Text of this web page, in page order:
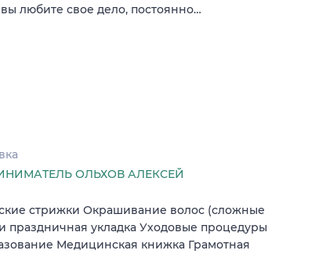
любите свое дело, постоянно…
ОЛЬХОВ АЛЕКСЕЙ
стрижки Окрашивание волос (сложные
укладка Уходовые процедуры
Медицинская книжка Грамотная